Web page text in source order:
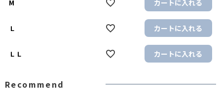
M カートに入れる
Ｌ カートに入れる
ＬＬ カートに入れる
Recommend